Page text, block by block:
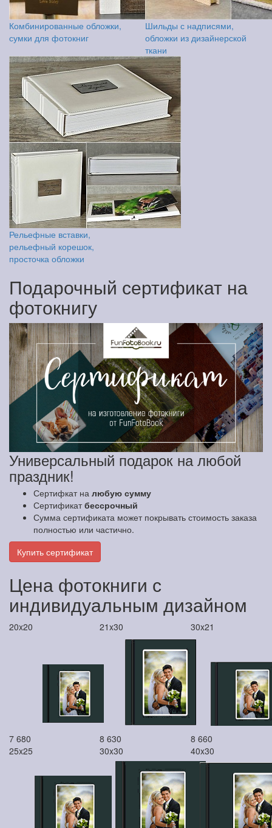
Комбинированные обложки,
сумки для фотокниг
Шильды с надписями,
обложки из дизайнерской
ткани
Рельефные вставки,
рельефный корешок,
просточка обложки
Подарочный сертификат на
фотокнигу
Универсальный подарок на любой
праздник!
Сертифкат на любую сумму
Сертификатбессрочный
Сумма сертификата может покрывать стоимость заказа
полностью или частично.
Купить сертификат
Цена фотокниги с
индивидуальным дизайном
20x20
7 680
21x30
8 630
30x21
8 660
25x25
30x30 40x30